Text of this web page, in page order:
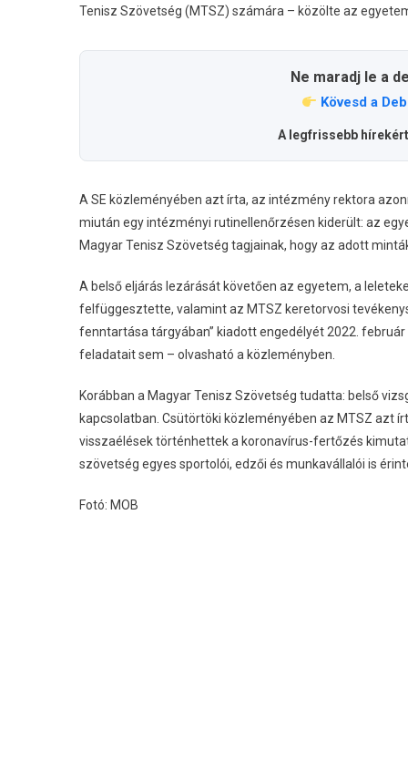
Tenisz Szövetség (MTSZ) számára – közölte az
Ne maradj le a
Kövesd a
A legfrissebb
A SE közleményében azt írta, az intézmény rektora
miután egy intézményi rutinellenőrzésen kiderült: az
Magyar Tenisz Szövetség tagjainak, hogy az adott
A belső eljárás lezárását követően az egyetem, a
felfüggesztette, valamint az MTSZ keretorvosi
fenntartása tárgyában” kiadott engedélyét 2022.
feladatait sem – olvasható a közleményben.
Korábban a Magyar Tenisz Szövetség tudatta: belső
kapcsolatban. Csütörtöki közleményében az MTSZ azt
visszaélések történhettek a koronavírus-fertőzés
szövetség egyes sportolói, edzői és munkavállalói is
Fotó: MOB